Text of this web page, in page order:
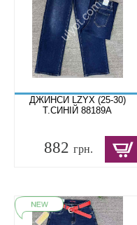
ДЖИНСИ LZYX (25-30)
Т.СИНІЙ 88189A
882 грн.